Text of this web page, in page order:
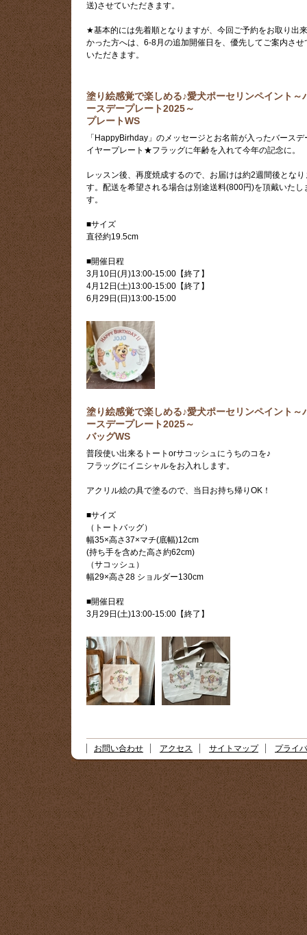
送)させていただきます。
★基本的には先着順となりますが、今回ご予約をお取り出
かった方へは、6-8月の追加開催日を、優先してご案内させ
いただきます。
塗り絵感覚で楽しめる♪愛犬ポーセリンペイント ～
ースデープレート2025 ～
プレートWS
「HappyBirhday」のメッセージとお名前が入ったバースデ
イヤープレート★フラッグに年齢を入れて今年の記念に。
レッスン後、再度焼成するので、お届けは約2週間後となり
す。配送を希望される場合は別途送料(800円)を頂戴いたし
す。
■サイズ
直径約19.5cm
■開催日程
3月10日(月)13:00-15:00【終了】
4月12日(土)13:00-15:00【終了】
6月29日(日)13:00-15:00
塗り絵感覚で楽しめる♪愛犬ポーセリンペイント ～
ースデープレート2025 ～
バッグWS
普段使い出来るトートorサコッシュにうちのコを♪
フラッグにイニシャルをお入れします。
アクリル絵の具で塗るので、当日お持ち帰りOK！
■サイズ
（トートバッグ）
幅35×高さ37×マチ(底幅)12cm
(持ち手を含めた高さ約62cm)
（サコッシュ）
幅29×高さ28 ショルダー130cm
■開催日程
3月29日(土)13:00-15:00【終了】
お問い合わせ アクセス サイトマップ プライ